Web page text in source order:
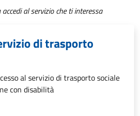
al servizio che ti interessa
di trasporto
al servizio di trasporto sociale
con disabilità